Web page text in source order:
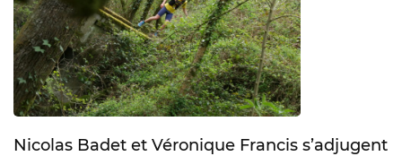
Nicolas Badet et Véronique Francis s’adjugent